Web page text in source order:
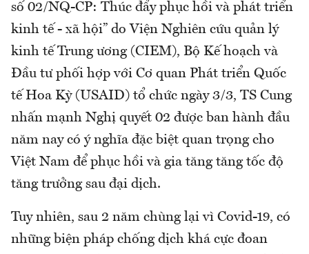
số 02/NQ-CP: Thúc đẩy phục hồi và phát triển
kinh tế - xã hội” do Viện Nghiên cứu quản lý
kinh tế Trung ương (CIEM), Bộ Kế hoạch và
Đầu tư phối hợp với Cơ quan Phát triển Quốc
tế Hoa Kỳ (USAID) tổ chức ngày 3/3, TS Cung
nhấn mạnh Nghị quyết 02 được ban hành đầu
năm nay có ý nghĩa đặc biệt quan trọng cho
Việt Nam để phục hồi và gia tăng tăng tốc độ
tăng trưởng sau đại dịch.
Tuy nhiên, sau 2 năm chùng lại vì Covid-19, có
những biện pháp chống dịch khá cực đoan